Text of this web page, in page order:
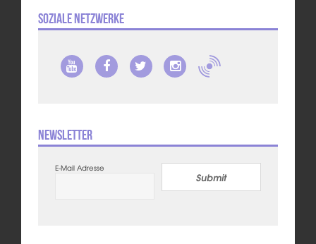
Soziale Netzwerke
Newsletter
E-Mail Adresse
Submit